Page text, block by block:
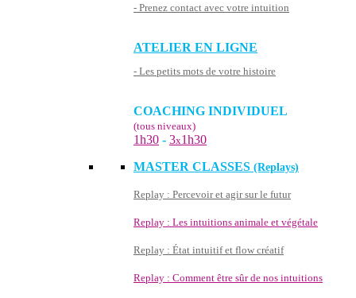
- Prenez contact avec votre intuition
ATELIER EN LIGNE
- Les petits mots de votre histoire
COACHING INDIVIDUEL
(tous niveaux)
1h30 - 3x1h30
MASTER CLASSES (Replays)
Replay : Percevoir et agir sur le futur
Replay : Les intuitions animale et végétale
Replay : État intuitif et flow créatif
Replay : Comment être sûr de nos intuitions